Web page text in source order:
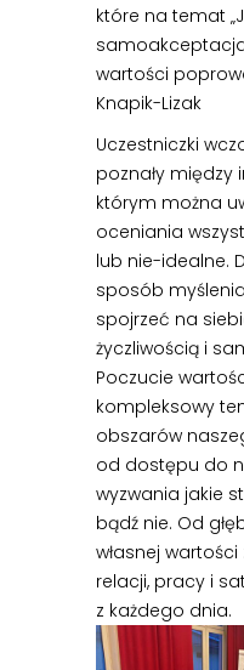
które na temat
wartości
Knapik-Lizak
Uczestniczki
poznały między
którym można
oceniania
lub nie-idealne.
sposób myślenia
spojrzeć na
życzliwością i
Poczucie
kompleksowy
obszarów
od dostępu do
wyzwania jakie
bądź nie. Od
własnej
relacji, pracy i
z każdego dnia.